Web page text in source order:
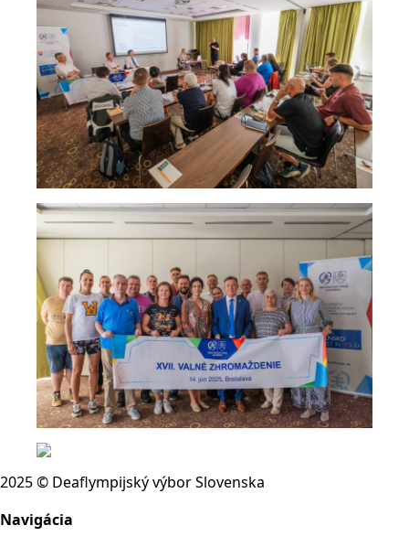
2025 © Deaflympijský výbor Slovenska
Navigácia